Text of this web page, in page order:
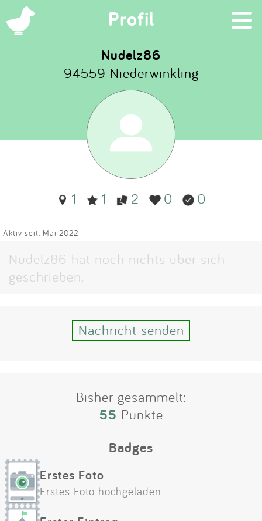
Profil ×
Suchen
Eintragen
App
Blog
Partner
Impressum
Nudelz86
94559 Niederwinkling
1 1 2 0 0
Aktiv seit: Mai 2022
Nudelz86 hat noch nichts über sich
geschrieben.
Nachricht senden
Bisher gesammelt:
55 Punkte
Badges
Erstes Foto
Erstes Foto hochgeladen